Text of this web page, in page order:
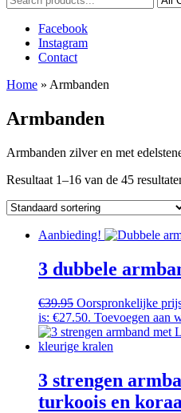
Facebook
Instagram
Contact
Home » Armbanden
Armbanden
Armbanden zilver en met
Resultaat 1–16 van de 45
Aanbieding!
3 dubbele
€39.95 Oorspronkelijke
is: €27.50. Toevoegen aan
3 strengen
turkoois en